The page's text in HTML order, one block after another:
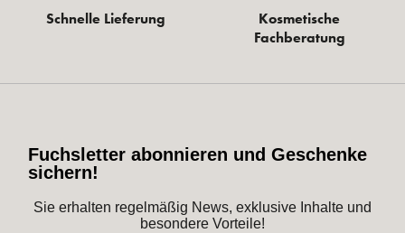
Schnelle Lieferung
Kosmetische
Fachberatung
Fuchsletter abonnieren und Geschenke
sichern!
Sie erhalten regelmäßig News, exklusive Inhalte und
besondere Vorteile!